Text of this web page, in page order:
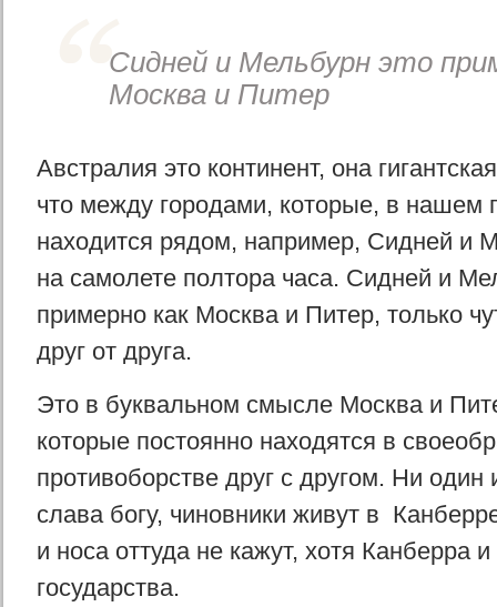
Сидней и Мельбурн это
Москва и Питер
Австралия это континент, она
что между городами, которые, в нашем
находится рядом, например, Сидней и
на самолете полтора часа. Сидней и
примерно как Москва и Питер, только
друг от друга.
Это в буквальном смысле Москва и
которые постоянно находятся в
противоборстве друг с другом. Ни один
слава богу, чиновники живут в
и носа оттуда не кажут, хотя Канберра
государства.